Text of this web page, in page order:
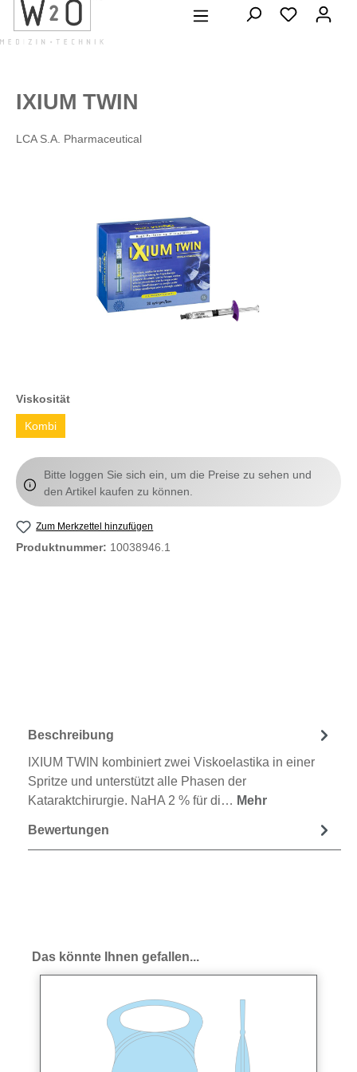
springen
IXIUM TWIN
LCA S.A. Pharmaceutical
Viskosität
Kombi
Bitte loggen Sie sich ein, um die Preise zu sehen und
den Artikel kaufen zu können.
Zum Merkzettel hinzufügen
Produktnummer: 10038946.1
Beschreibung
IXIUM TWIN kombiniert zwei Viskoelastika in einer
Spritze und unterstützt alle Phasen der
Kataraktchirurgie. NaHA 2 % für di… Mehr
Bewertungen
Produktgalerie überspringen
Das könnte Ihnen gefallen...